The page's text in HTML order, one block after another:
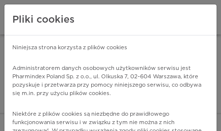
Pharmindex - lider
ZALOGUJ SIĘ
Pliki cookies
Niniejsza strona korzysta z plików cookies
Administratorem danych osobowych użytkowników serwisu jest
Pharmindex Poland Sp. z o.o., ul. Olkuska 7, 02-604 Warszawa, które
pozyskuje i przetwarza przy pomocy niniejszego serwisu, co odbywa
się m.in. przy użyciu plików cookies.
Niektóre z plików cookies są niezbędne do prawidłowego
funkcjonowania serwisu i w związku z tym nie można z nich
ZA DARMO - w Google Play INSTALUJ